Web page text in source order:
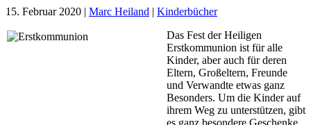
15. Februar 2020 | Marc Heiland | Kinderbücher
Das Fest der Heiligen
Erstkommunion ist für alle
Kinder, aber auch für deren
Eltern, Großeltern, Freunde
und Verwandte etwas ganz
Besonders. Um die Kinder auf
ihrem Weg zu unterstützen, gibt
es ganz besondere Geschenke,